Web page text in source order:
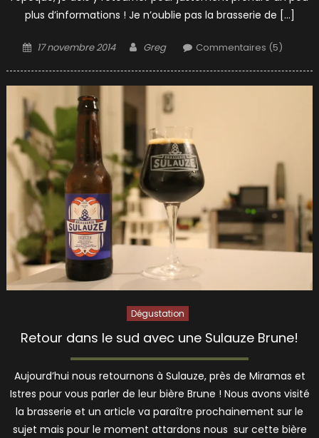
plus d’informations ! Je n’oublie pas la brasserie de […]
Posted
17 novembre 2014 Author
Greg Commentaires (5)
Dégustation
Retour dans le sud avec une Sulauze Brune!
Aujourd’hui nous retournons à Sulauze, près de Miramas et
Istres pour vous parler de leur bière Brune ! Nous avons visité
la brasserie et un article va paraître prochainement sur le
sujet mais pour le moment attardons nous sur cette bière